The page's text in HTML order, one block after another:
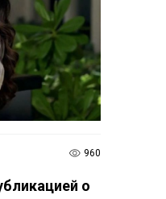
960
о